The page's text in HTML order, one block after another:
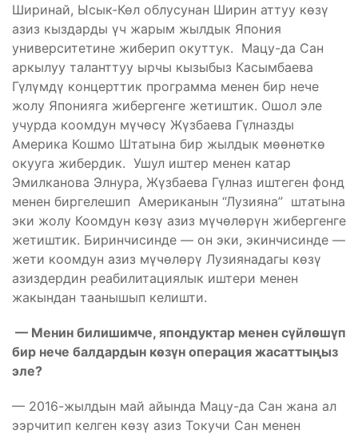
Ширинай, Ысык-Көл облусунан Ширин аттуу көзү
азиз кыздарды үч жарым жылдык Япония
университетине жиберип окуттук. Мацу-да Сан
аркылуу таланттуу ырчы кызыбыз Касымбаева
Гүлүмдү концерттик программа менен бир нече
жолу Японияга жибергенге жетиштик. Ошол эле
учурда коомдун мүчөсү Жүзбаева Гүлназды
Америка Кошмо Штатына бир жылдык мөөнөткө
окууга жибердик. Ушул иштер менен катар
Эмилканова Элнура, Жүзбаева Гүлназ иштеген фонд
менен биргелешип Американын “Лузияна” штатына
эки жолу Коомдун көзү азиз мүчөлөрүн жибергенге
жетиштик. Биринчисинде — он эки, экинчисинде —
жети коомдун азиз мүчөлөрү Лузиянадагы көзү
азиздердин реабилитациялык иштери менен
жакындан таанышып келишти.
— Менин билишимче, япондуктар менен сүйлөшүп
бир нече балдардын көзүн операция жасаттыңыз
эле?
— 2016-жылдын май айында Мацу-да Сан жана ал
ээрчитип келген көзү азиз Токучи Сан менен